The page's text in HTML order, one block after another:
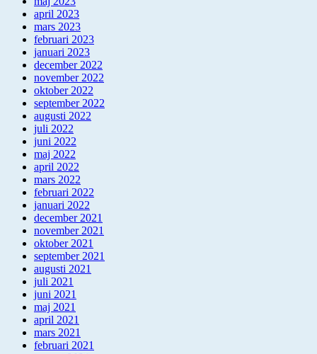
april 2023
mars 2023
februari 2023
januari 2023
december 2022
november 2022
oktober 2022
september 2022
augusti 2022
juli 2022
juni 2022
maj 2022
april 2022
mars 2022
februari 2022
januari 2022
december 2021
november 2021
oktober 2021
september 2021
augusti 2021
juli 2021
juni 2021
maj 2021
april 2021
mars 2021
februari 2021